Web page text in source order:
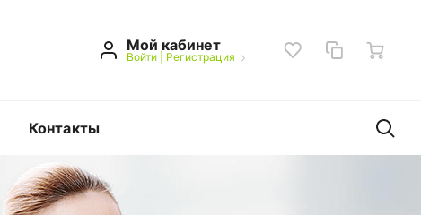
Мой кабинет
Войти| Регистрация
Контакты